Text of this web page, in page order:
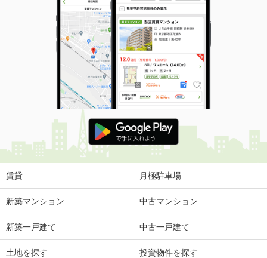
宮崎県宮崎市学園木花台桜１
価 格
3.80万円
住 所
宮崎県宮崎市学園木花台桜１
専有面積 28.02m²
間取り
1K
宮崎県宮崎市阿波岐原町火切塚
価 格
5.20万円
住 所
宮崎県宮崎市阿波岐原町火切塚
専有面積
宮崎県宮崎市学園木花台桜１
3.80万円
賃貸 月極駐車場
新築マンション 中古マンション
新築一戸建て 中古一戸建て
土地を探す 投資物件を探す